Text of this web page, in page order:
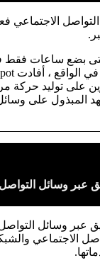
الاجتماعي
حتى بضع ساعات فقط
على توليد حركة
على وسائل
عبر وسائل
الاجتماعي